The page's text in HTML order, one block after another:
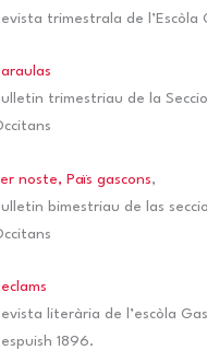
trimestrala de l’Escòla
trimestriau de la
noste, Païs gascons,
bimestriau de las
literària de l’escòla
1896.